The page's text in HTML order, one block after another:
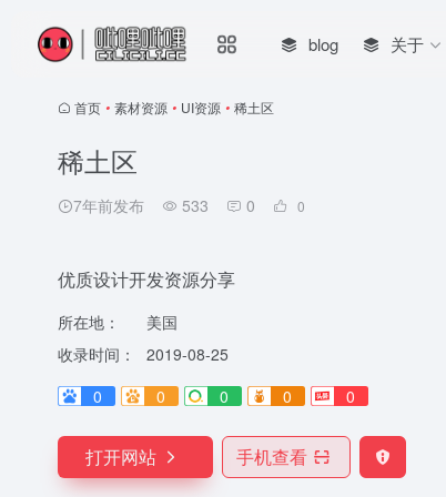
blog 关于
首页 • 素材资源 • UI资源 • 稀土区
稀土区
7年前发布 533 0 0
优质设计开发资源分享
所在地：
美国
收录时间：
2019-08-25
0
0 0 0 0
打开网站 手机查看